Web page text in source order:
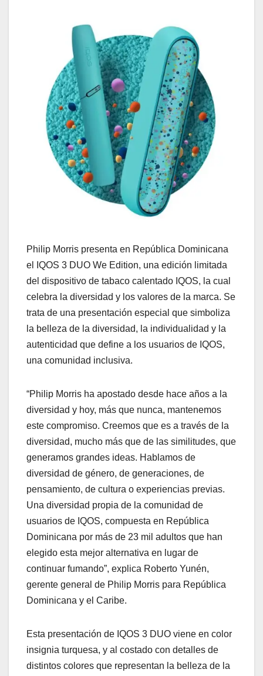
Philip Morris presenta en República Dominicana
el IQOS 3 DUO We Edition, una edición limitada
del dispositivo de tabaco calentado IQOS, la cual
celebra la diversidad y los valores de la marca. Se
trata de una presentación especial que simboliza
la belleza de la diversidad, la individualidad y la
autenticidad que define a los usuarios de IQOS,
una comunidad inclusiva.
“Philip Morris ha apostado desde hace años a la
diversidad y hoy, más que nunca, mantenemos
este compromiso. Creemos que es a través de la
diversidad, mucho más que de las similitudes, que
generamos grandes ideas. Hablamos de
diversidad de género, de generaciones, de
pensamiento, de cultura o experiencias previas.
Una diversidad propia de la comunidad de
usuarios de IQOS, compuesta en República
Dominicana por más de 23 mil adultos que han
elegido esta mejor alternativa en lugar de
continuar fumando”, explica Roberto Yunén,
gerente general de Philip Morris para República
Dominicana y el Caribe.
Esta presentación de IQOS 3 DUO viene en color
insignia turquesa, y al costado con detalles de
distintos colores que representan la belleza de la